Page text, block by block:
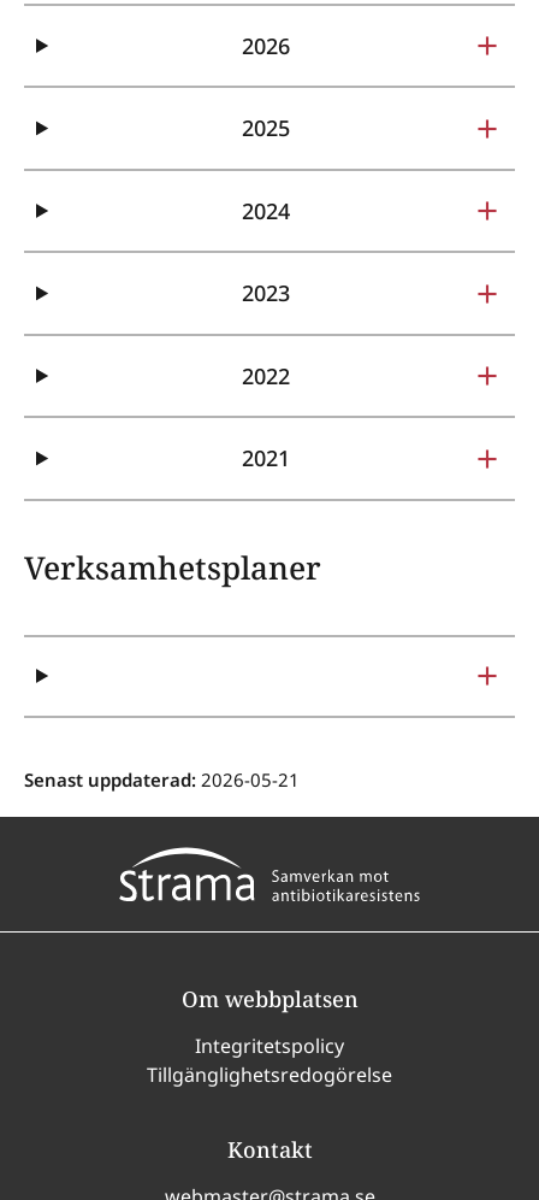
2026
2025
2024
2023
2022
2021
Verksamhetsplaner
Senast uppdaterad: 2026-05-21
Om webbplatsen
Integritetspolicy
Tillgänglighetsredogörelse
Kontakt